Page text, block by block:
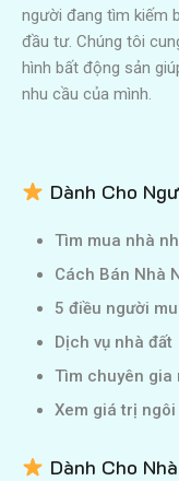
người đang tìm kiếm
đầu tư. Chúng tôi
hình bất động sản
nhu cầu của mình.
Dành Cho
Tìm mua nhà
Cách Bán Nhà
5 điều người
Dịch vụ nhà đất
Tìm chuyên gia
Xem giá trị ngôi
Dành Cho